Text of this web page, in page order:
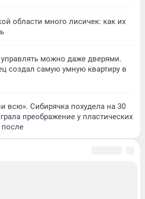
области много лисичек: как их
управлять можно даже дверями.
создал самую умную квартиру в
всю». Сибирячка похудела на 30
преображение у пластических
после